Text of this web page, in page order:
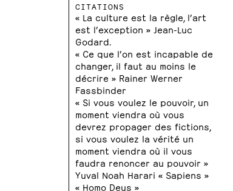
CITATIONS
« La culture est la règle, l’art
est l’exception » Jean-Luc
Godard.
« Ce que l’on est incapable de
changer, il faut au moins le
décrire » Rainer Werner
Fassbinder
« Si vous voulez le pouvoir, un
moment viendra où vous
devrez propager des fictions,
si vous voulez la vérité un
moment viendra où il vous
faudra renoncer au pouvoir »
Yuval Noah Harari « Sapiens »
« Homo Deus »